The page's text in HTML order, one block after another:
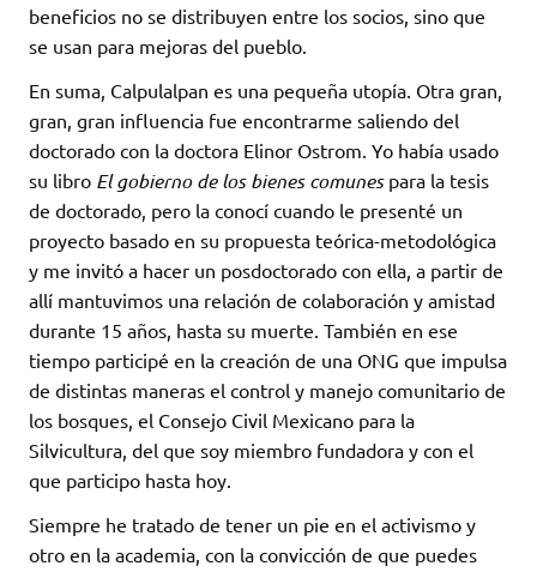
beneficios no se distribuyen entre los socios, sino que
se usan para mejoras del pueblo.
En suma, Calpulalpan es una pequeña utopía. Otra gran,
gran, gran influencia fue encontrarme saliendo del
doctorado con la doctora Elinor Ostrom. Yo había usado
su libro El gobierno de los bienes comunespara la tesis
de doctorado, pero la conocí cuando le presenté un
proyecto basado en su propuesta teórica-metodológica
y me invitó a hacer un posdoctorado con ella, a partir de
allí mantuvimos una relación de colaboración y amistad
durante 15 años, hasta su muerte. También en ese
tiempo participé en la creación de una ONG que impulsa
de distintas maneras el control y manejo comunitario de
los bosques, el Consejo Civil Mexicano para la
Silvicultura, del que soy miembro fundadora y con el
que participo hasta hoy.
Siempre he tratado de tener un pie en el activismo y
otro en la academia, con la convicción de que puedes